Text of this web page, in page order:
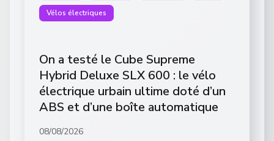
Vélos électriques
On a testé le Cube Supreme
Hybrid Deluxe SLX 600 : le vélo
électrique urbain ultime doté d’un
ABS et d’une boîte automatique
08/08/2026